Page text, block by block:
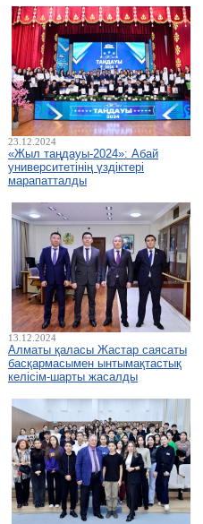
23.12.2024
«Жыл таңдауы-2024»: Абай
университетінің үздіктері
марапатталды
13.12.2024
Алматы қаласы Жастар саясаты
басқармасымен ынтымақтастық
келісім-шарты жасалды